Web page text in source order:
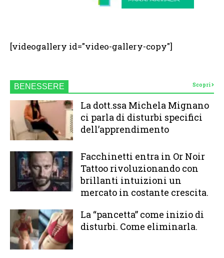
[videogallery id="video-gallery-copy"]
BENESSERE Scopri
La dott.ssa Michela Mignano
ci parla di disturbi specifici
dell’apprendimento
Facchinetti entra in Or Noir
Tattoo rivoluzionando con
brillanti intuizioni un
mercato in costante crescita.
La “pancetta” come inizio di
disturbi. Come eliminarla.